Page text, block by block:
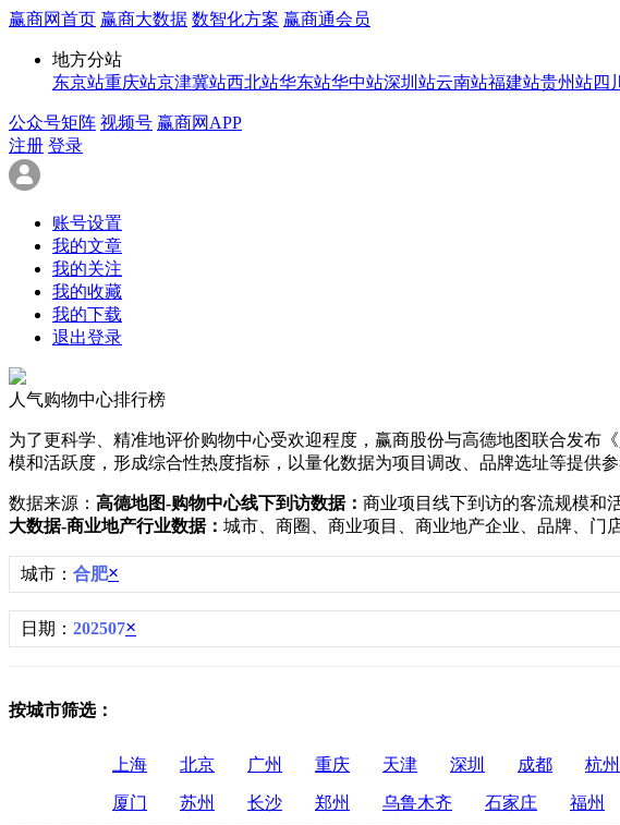
赢商网首页 赢商大数据 数智化方案 赢商通会员
地方分站
东京站重庆站京津冀站西北站华东站华中站深圳站云南站福建站贵州站四
公众号矩阵 视频号 赢商网APP
注册 登录
账号设置
我的文章
我的关注
我的收藏
我的下载
退出登录
人气购物中心排行榜
为了更科学、精准地评价购物中心受欢迎程度，赢商股份与高德地图联合发布
模和活跃度，形成综合性热度指标，以量化数据为项目调改、品牌选址等提供
数据来源： 高德地图-购物中心线下到访数据： 商业项目线下到访的客流规模和
大数据-商业地产行业数据： 城市、商圈、商业项目、商业地产企业、品牌、门
城市： 合肥×
日期： 202507×
按城市筛选：
上海 北京 广州 重庆 天津 深圳 成都 杭州
厦门 苏州 长沙 郑州 乌鲁木齐 石家庄 福州